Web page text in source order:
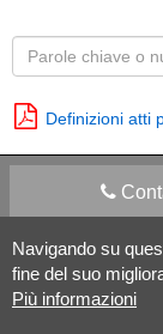
Navigando su
fine del suo
Più informazioni
Definizioni atti
Apps